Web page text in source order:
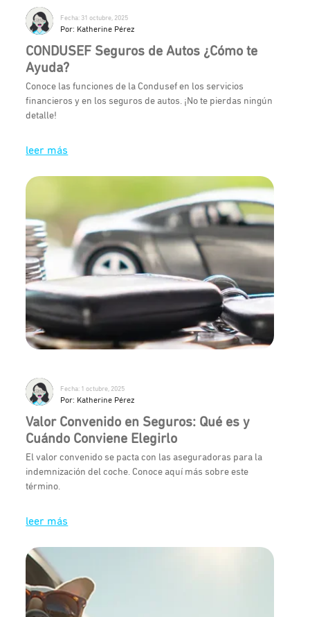
Fecha: 31 octubre, 2025
Por: Katherine Pérez
CONDUSEF Seguros de Autos ¿Cómo te
Ayuda?
Conoce las funciones de la Condusef en los servicios
financieros y en los seguros de autos. ¡No te pierdas ningún
detalle!
leer más
Fecha: 1 octubre, 2025
Por: Katherine Pérez
Valor Convenido en Seguros: Qué es y
Cuándo Conviene Elegirlo
El valor convenido se pacta con las aseguradoras para la
indemnización del coche. Conoce aquí más sobre este
término.
leer más